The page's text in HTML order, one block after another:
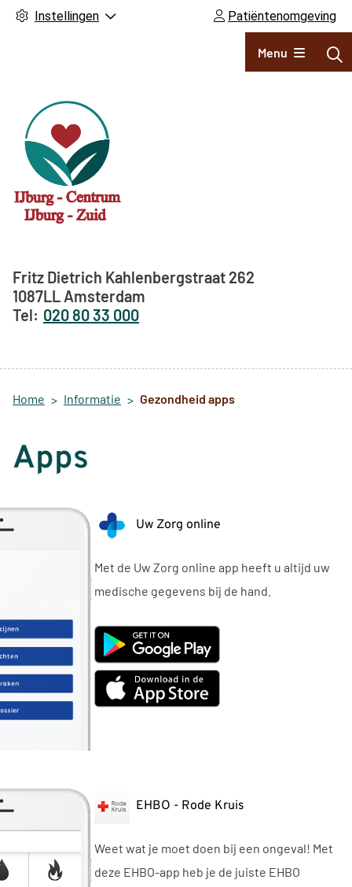
Instellingen Patiëntenomgeving
Hoofdmenu
Menu
Adresgegevens
Fritz Dietrich Kahlenbergstraat 262
1087LL Amsterdam
020 80 33 000
Home Informatie Gezondheid apps
Apps
Uw Zorg online
Met de Uw Zorg online app heeft u altijd uw
medische gegevens bij de hand.
EHBO - Rode Kruis
Weet wat je moet doen bij een ongeval! Met
deze EHBO-app heb je de juiste EHBO